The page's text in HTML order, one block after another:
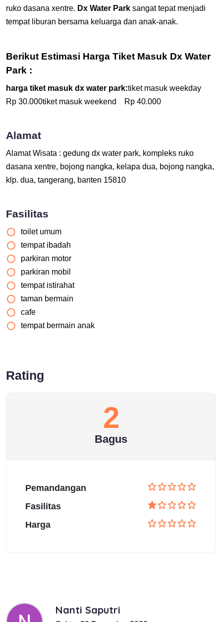
ruko dasana xentre. Dx Water Park sangat tepat menjadi
tempat liburan bersama keluarga dan anak-anak.
Berikut Estimasi Harga Tiket Masuk Dx Water
Park :
harga tiket masuk dx water park:tiket masuk weekday
Rp 30.000tiket masuk weekend Rp 40.000
Alamat
Alamat Wisata : gedung dx water park, kompleks ruko
dasana xentre, bojong nangka, kelapa dua, bojong nangka,
klp. dua, tangerang, banten 15810
Fasilitas
toilet umum
tempat ibadah
parkiran motor
parkiran mobil
tempat istirahat
taman bermain
cafe
tempat bermain anak
Rating
2
Bagus
Pemandangan
Fasilitas
Harga
Nanti Saputri